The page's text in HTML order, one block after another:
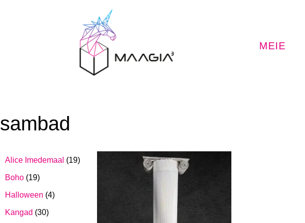
MEIE
sambad
Alice Imedemaal (19)
Boho (19)
Halloween (4)
Kangad (30)